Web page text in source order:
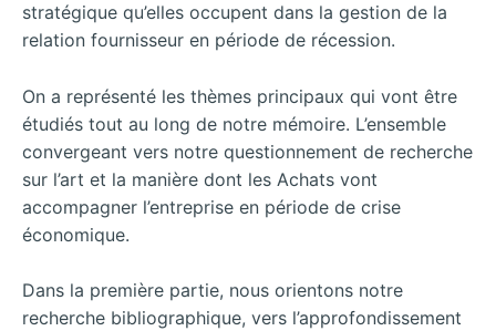
stratégique qu’elles occupent dans la gestion de la
relation fournisseur en période de récession.
On a représenté les thèmes principaux qui vont être
étudiés tout au long de notre mémoire. L’ensemble
convergeant vers notre questionnement de recherche
sur l’art et la manière dont les Achats vont
accompagner l’entreprise en période de crise
économique.
Dans la première partie, nous orientons notre
recherche bibliographique, vers l’approfondissement